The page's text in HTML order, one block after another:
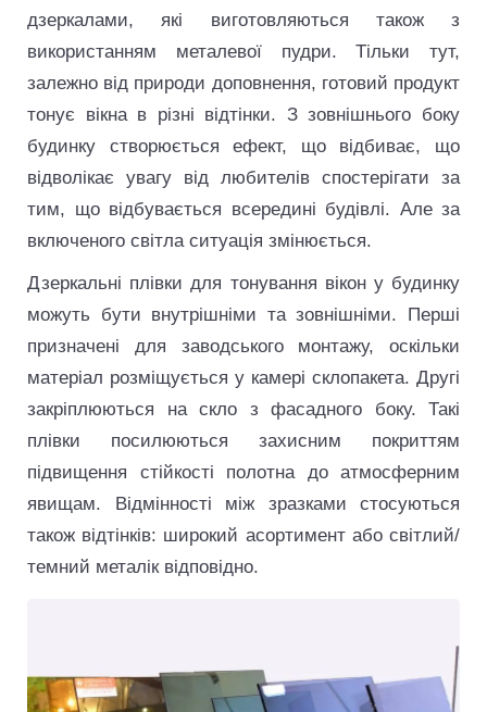
дзеркалами, які виготовляються також з
використанням металевої пудри. Тільки тут,
залежно від природи доповнення, готовий продукт
тонує вікна в різні відтінки. З зовнішнього боку
будинку створюється ефект, що відбиває, що
відволікає увагу від любителів спостерігати за
тим, що відбувається всередині будівлі. Але за
включеного світла ситуація змінюється.
Дзеркальні плівки для тонування вікон у будинку
можуть бути внутрішніми та зовнішніми. Перші
призначені для заводського монтажу, оскільки
матеріал розміщується у камері склопакета. Другі
закріплюються на скло з фасадного боку. Такі
плівки посилюються захисним покриттям
підвищення стійкості полотна до атмосферним
явищам. Відмінності між зразками стосуються
також відтінків: широкий асортимент або світлий/
темний металік відповідно.